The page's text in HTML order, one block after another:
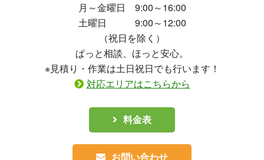
月～金曜日 9:00～16:00
土曜日 9:00～12:00
（祝日を除く）
ぱっと相談、ほっと安心。
※見積り・作業は土日祝日でも行います！
対応エリアはこちらから
料金表
お問い合わせ